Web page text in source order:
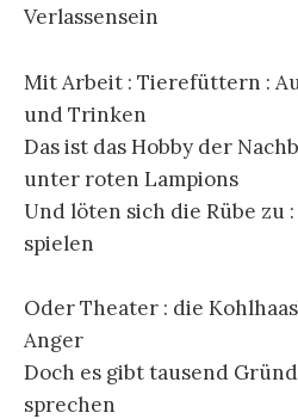
Verlassensein
Mit Arbeit : Tierefüttern :
und Trinken
Das ist das Hobby der
unter roten Lampions
Und löten sich die Rübe zu
spielen
Oder Theater : die
Anger
Doch es gibt tausend
sprechen